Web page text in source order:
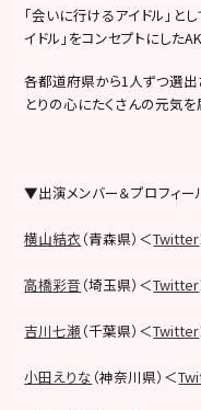
「会いに行けるアイドル」と
イドル」をコンセプトにした
各都道府県から1人ずつ選出
とりの心にたくさんの元気を
▼出演メンバー＆プロフィー
横山結衣 （青森県）＜Twitter
高橋彩音 （埼玉県）＜Twitter
吉川七瀬 （千葉県）＜Twitter
小田えりな （神奈川県）＜